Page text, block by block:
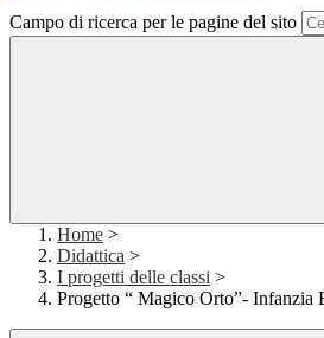
Campo di ricerca per le pagine del sito
Home >
Didattica >
I progetti delle classi >
Progetto “ Magico Orto”- Infanzia